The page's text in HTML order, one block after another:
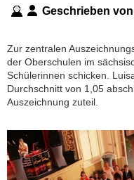
Geschrieben
Zur zentralen
der Oberschulen im
Schülerinnen schicken.
Durchschnitt von 1,05
Auszeichnung zuteil.